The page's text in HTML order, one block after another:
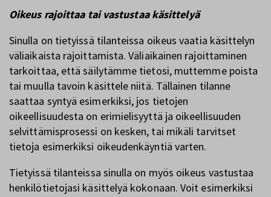
Oikeus rajoittaa tai vastustaa käsittelyä
Sinulla on tietyissä tilanteissa oikeus vaatia käsittelyn
väliaikaista rajoittamista. Väliaikainen rajoittaminen
tarkoittaa, että säilytämme tietosi, muttemme poista
tai muulla tavoin käsittele niitä. Tällainen tilanne
saattaa syntyä esimerkiksi, jos tietojen
oikeellisuudesta on erimielisyyttä ja oikeellisuuden
selvittämisprosessi on kesken, tai mikäli tarvitset
tietoja esimerkiksi oikeudenkäyntiä varten.
Tietyissä tilanteissa sinulla on myös oikeus vastustaa
henkilötietojasi käsittelyä kokonaan. Voit esimerkiksi